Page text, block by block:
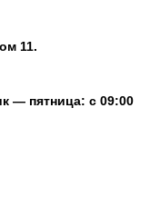
11.
— пятница: с 09:00